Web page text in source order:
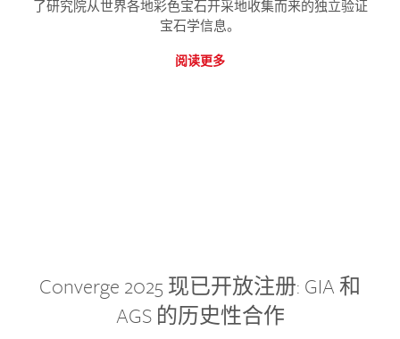
了研究院从世界各地彩色宝石开采地收集而来的独立验证
宝石学信息。
阅读更多
Converge 2025 现已开放注册: GIA 和
AGS 的历史性合作